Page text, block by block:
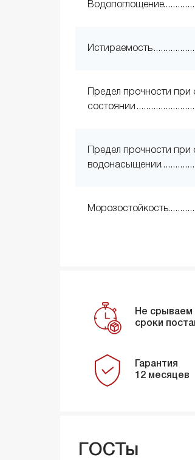
Водопоглощение
Истираемость
Предел прочности
состоянии
Предел прочности
водонасыщении
Морозостойкость
Не срываем
сроки
Гарантия
12 месяцев
ГОСТы